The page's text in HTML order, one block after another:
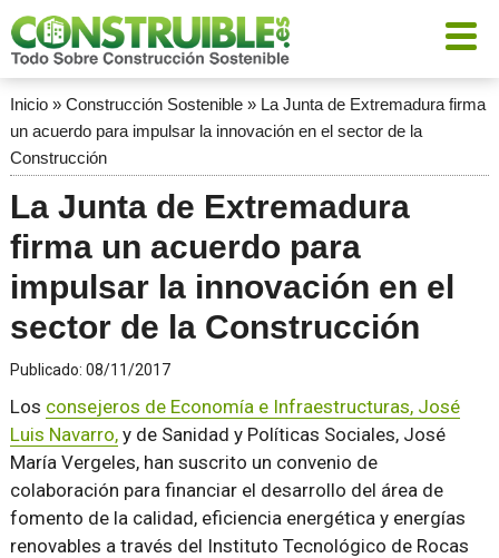
Inicio» Construcción Sostenible» La Junta de Extremadura firma
un acuerdo para impulsar la innovación en el sector de la
Construcción
La Junta de Extremadura
firma un acuerdo para
impulsar la innovación en el
sector de la Construcción
Publicado: 08/11/2017
Los consejeros de Economía e Infraestructuras, José
Luis Navarro,y de Sanidad y Políticas Sociales, José
María Vergeles, han suscrito un convenio de
colaboración para financiar el desarrollo del área de
fomento de la calidad, eficiencia energética y energías
renovables a través del Instituto Tecnológico de Rocas